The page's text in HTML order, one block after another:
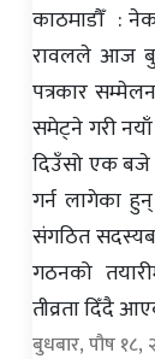
काठमाडौँ :
रावलले आज
पत्रकार
समेट्ने गरी नयाँ
दिउँसो एक बजे
गर्न लागेका
संगठित
गठनको
तीव्रता दिँदै
बुधबार, पौष १८,